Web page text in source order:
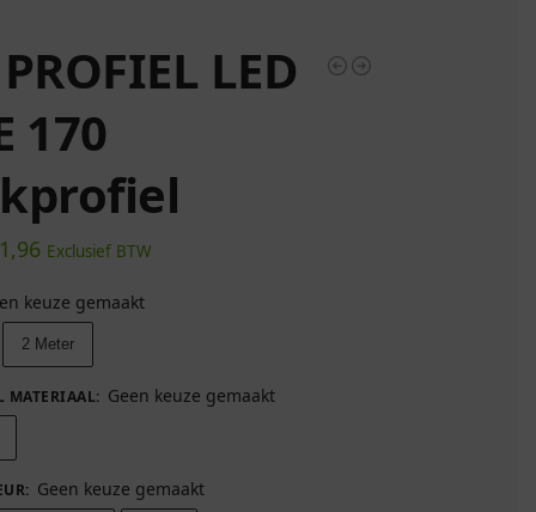
LED
170
Exclusief BTW
keuze gemaakt
2 Meter
MATERIAAL: Geen keuze gemaakt
: Geen keuze gemaakt